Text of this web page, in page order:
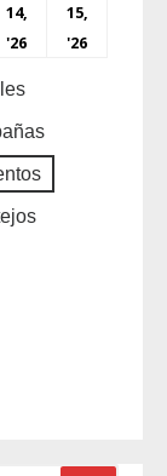
14,
'26
15,
'26